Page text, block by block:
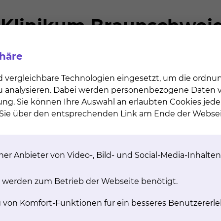
stehen Ihnen unsere Ärztinnen und Ärzte, darunter
Interventionelle Endoskopie und Diabetologie
ärztlichen Mitarbeiterinnen und Mitarbeiter
5.000
vergleichbare Technologien eingesetzt, um die
Dabei werden personenbezogene Daten
Sie können Ihre Auswahl an erlaubten Cookies
über den entsprechenden Link am Ende der
Anbieter von Video-, Bild- und Social-Media-
werden zum Betrieb der Webseite benötigt.
Komfort-Funktionen für ein besseres